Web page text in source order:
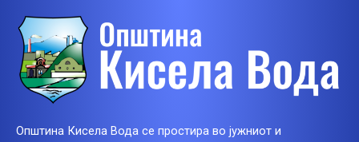
Општина Кисела Вода се простира во јужниот и